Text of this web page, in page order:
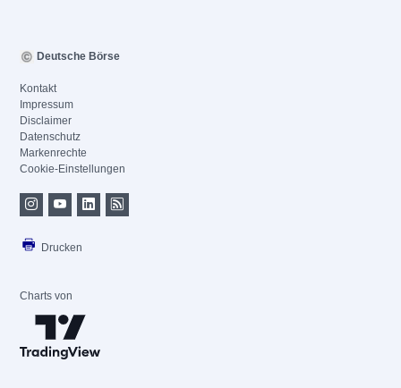
Deutsche Börse
Kontakt
Impressum
Disclaimer
Datenschutz
Markenrechte
Cookie-Einstellungen
Drucken
Charts von